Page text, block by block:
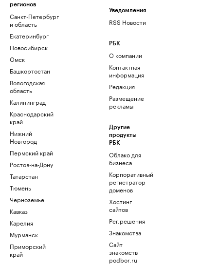
регионов
Санкт-Петербург
и область
Екатеринбург
Новосибирск
Омск
Башкортостан
Вологодская
область
Калининград
Краснодарский
край
Нижний
Новгород
Пермский край
Ростов-на-Дону
Татарстан
Тюмень
Черноземье
Кавказ
Карелия
Мурманск
Приморский
край
Уведомления
RSS Новости
РБК
О компании
Контактная
информация
Редакция
Размещение
рекламы
Другие
продукты
РБК
Облако для
бизнеса
Корпоративный
регистратор
доменов
Хостинг
сайтов
Рег.решения
Знакомства
Сайт
знакомств
podbor.ru